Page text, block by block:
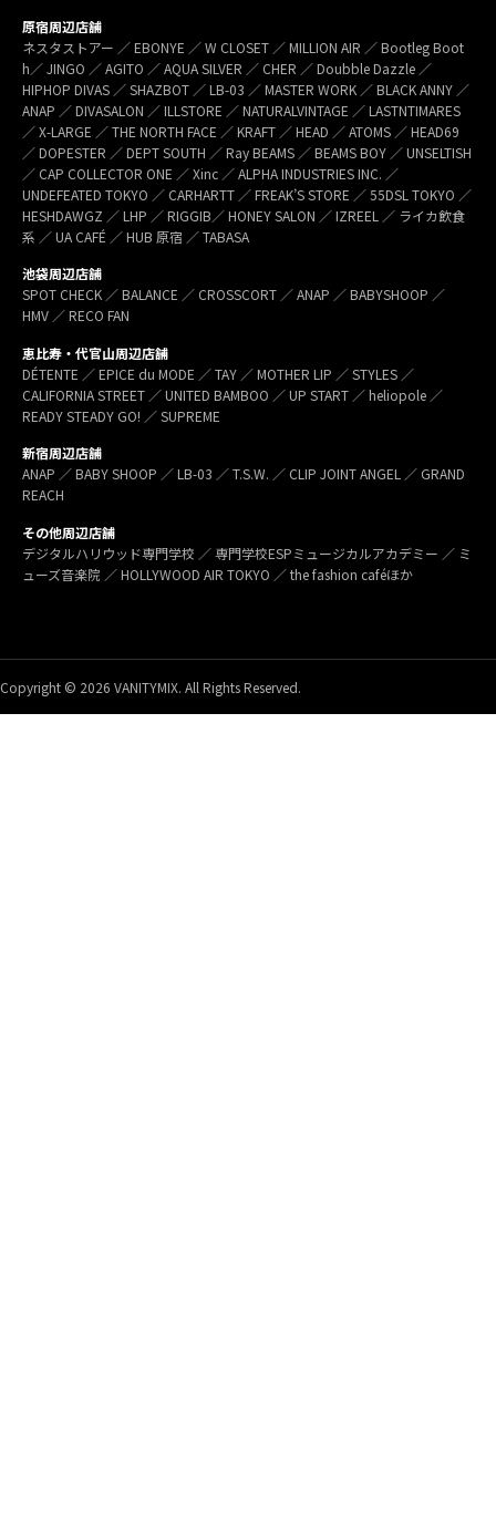
原宿周辺店舗
ネスタストアー ／ EBONYE ／ W CLOSET ／ MILLION AIR ／ Bootleg Boot
h／ JINGO ／ AGITO ／ AQUA SILVER ／ CHER ／ Doubble Dazzle ／
HIPHOP DIVAS ／ SHAZBOT ／ LB-03 ／ MASTER WORK ／ BLACK ANNY ／
ANAP ／ DIVASALON ／ ILLSTORE ／ NATURALVINTAGE ／ LASTNTIMARES
／ X-LARGE ／ THE NORTH FACE ／ KRAFT ／ HEAD ／ ATOMS ／ HEAD69
／ DOPESTER ／ DEPT SOUTH ／ Ray BEAMS ／ BEAMS BOY ／ UNSELTISH
／ CAP COLLECTOR ONE ／ Xinc ／ ALPHA INDUSTRIES INC. ／
UNDEFEATED TOKYO ／ CARHARTT ／ FREAK’S STORE ／ 55DSL TOKYO ／
HESHDAWGZ ／ LHP ／ RIGGIB／ HONEY SALON ／ IZREEL ／ ライカ飲食
系 ／ UA CAFÉ ／ HUB 原宿 ／ TABASA
池袋周辺店舗
SPOT CHECK ／ BALANCE ／ CROSSCORT ／ ANAP ／ BABYSHOOP ／
HMV ／ RECO FAN
恵比寿・代官山周辺店舗
DÉTENTE ／ EPICE du MODE ／ TAY ／ MOTHER LIP ／ STYLES ／
CALIFORNIA STREET ／ UNITED BAMBOO ／ UP START ／ heliopole ／
READY STEADY GO! ／ SUPREME
新宿周辺店舗
ANAP ／ BABY SHOOP ／ LB-03 ／ T.S.W. ／ CLIP JOINT ANGEL ／ GRAND
REACH
その他周辺店舗
デジタルハリウッド専門学校 ／ 専門学校ESPミュージカルアカデミー ／ ミ
ューズ音楽院 ／ HOLLYWOOD AIR TOKYO ／ the fashion caféほか
Copyright © 2026 VANITYMIX. All Rights Reserved.